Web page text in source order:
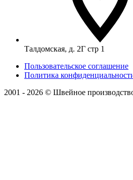
Талдомская, д. 2Г стр 1
Пользовательское соглашение
Политика
2001 - 2026 © Швейное